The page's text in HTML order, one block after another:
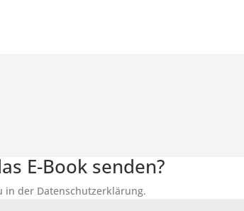
E-Book senden?
in der Datenschutzerklärung.